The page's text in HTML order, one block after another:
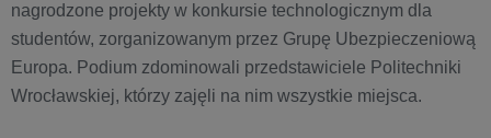
nagrodzone projekty w konkursie technologicznym dla
studentów, zorganizowanym przez Grupę Ubezpieczeniową
Europa. Podium zdominowali przedstawiciele Politechniki
Wrocławskiej, którzy zajęli na nim wszystkie miejsca.